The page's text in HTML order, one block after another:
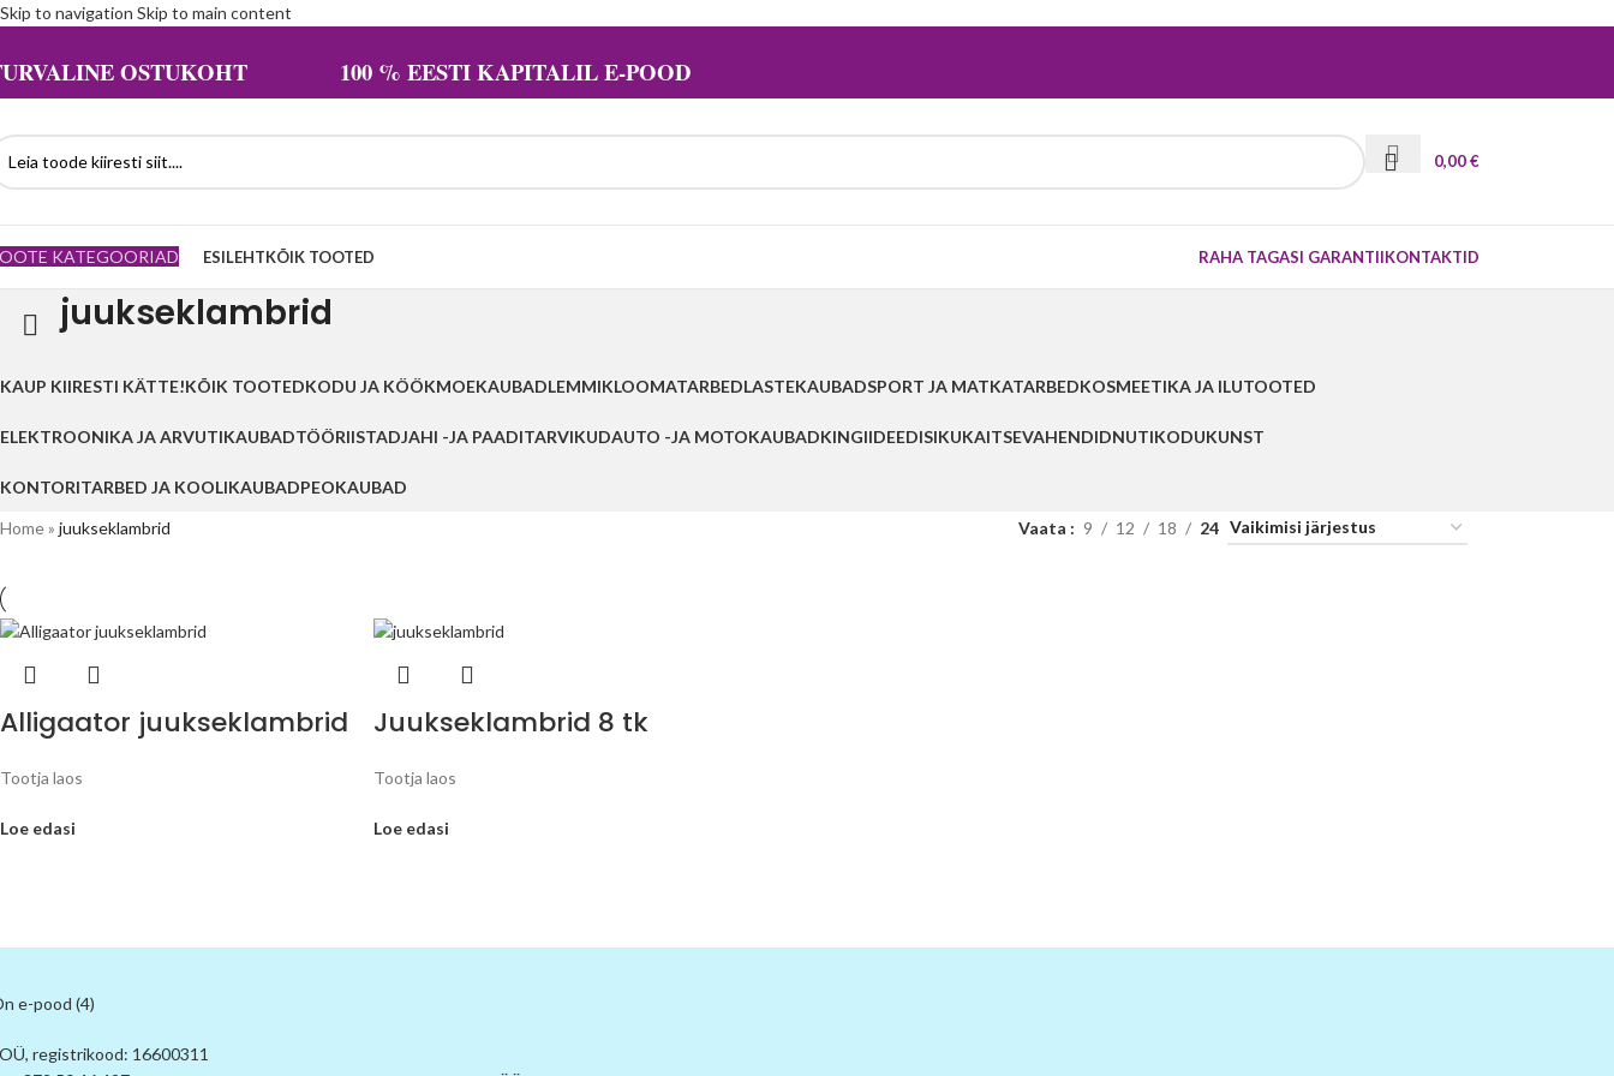
Skip to navigation Skip to main content
OSTUKOHT 100 % EESTI KAPITALIL E-POOD
0,00€
KATEGOORIAD ESILEHTKÕIK TOOTED RAHA TAGASI GARANTIIKONTAKTID
juukseklambrid
KAUP KIIRESTI KÄTTE!KÕIK TOOTEDKODU JA KÖÖKMOEKAUBADLEMMIKLOOMATARBEDLASTEKAUBADSPORT JA MATKATARBEDKOSMEETIKA JA ILUTOOTED
ELEKTROONIKA JA ARVUTIKAUBADTÖÖRIISTADJAHI -JA PAADITARVIKUDAUTO -JA MOTOKAUBADKINGIIDEEDISIKUKAITSEVAHENDIDNUTIKODUKUNST
KONTORITARBED JA KOOLIKAUBADPEOKAUBAD
Home» juukseklambrid Vaata 9 12 18 24
Alligaator juukseklambrid
Tootja laos
Loe edasi
Juukseklambrid 8 tk
Tootja laos
Loe edasi
registrikood: 16600311